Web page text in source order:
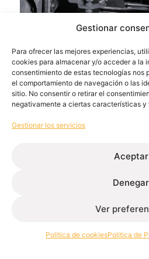
Gestionar
Para ofrecer las mejores experiencias,
cookies para almacenar y/o acceder a la
consentimiento de estas tecnologías nos
el comportamiento de navegación o las
sitio. No consentir o retirar el
negativamente a ciertas características y
Gestionar los servicios
Aceptar
Denegar
Ver
Política de cookiesPolítica de
ventajas en la industria
abril 17, 2026
Leer más
Extrusión de perfiles de aluminio